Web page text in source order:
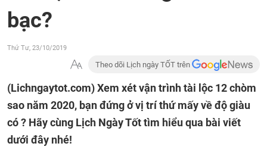
bạc?
Thứ Tư, 23/10/2019
Theo dõi Lịch ngày TỐT trên
(Lichngaytot.com)Xem xét vận trình tài lộc 12 chòm
sao năm 2020, bạn đứng ở vị trí thứ mấy về độ giàu
có ? Hãy cùng Lịch Ngày Tốt tìm hiểu qua bài viết
dưới đây nhé!